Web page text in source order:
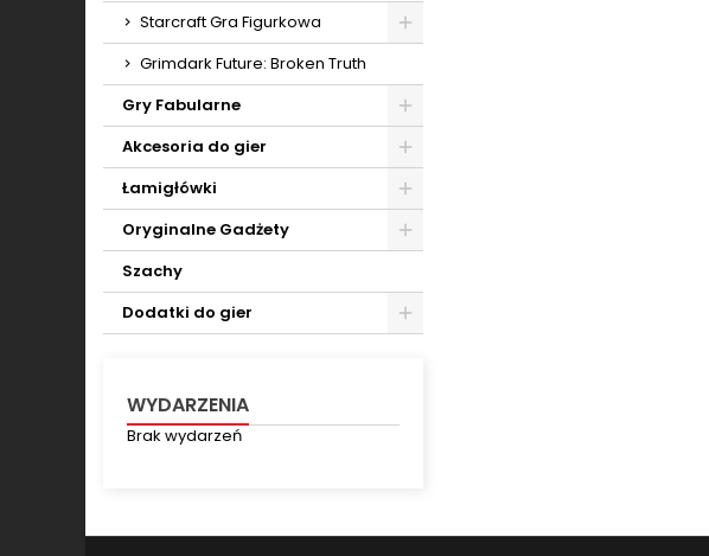
Starcraft Gra Figurkowa
Grimdark Future: Broken Truth
Gry Fabularne
Akcesoria do gier
Łamigłówki
Oryginalne Gadżety
Szachy
Dodatki do gier
WYDARZENIA
Brak wydarzeń